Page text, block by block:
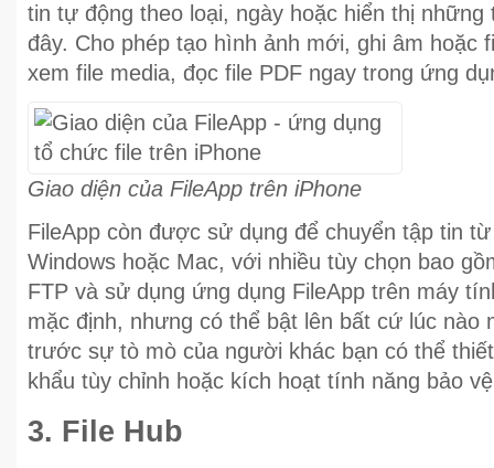
tin tự động theo loại, ngày hoặc hiển thị những
đây. Cho phép tạo hình ảnh mới, ghi âm hoặc
xem file media, đọc file PDF ngay trong ứng
Giao diện của FileApp trên iPhone
FileApp còn được sử dụng để chuyển tập tin
Windows hoặc Mac, với nhiều tùy chọn bao
FTP và sử dụng ứng dụng FileApp trên máy
mặc định, nhưng có thể bật lên bất cứ lúc nào
trước sự tò mò của người khác bạn có thể
khẩu tùy chỉnh hoặc kích hoạt tính năng bảo
3. File Hub